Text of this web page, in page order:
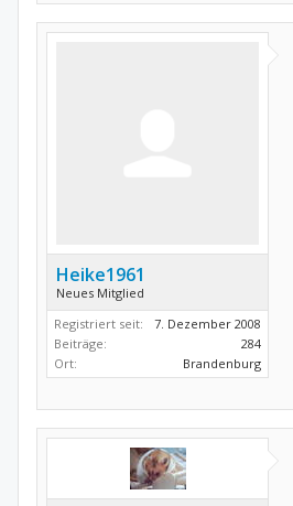
Heike1961
Neues Mitglied
Registriert seit:
7. Dezember 2008
Beiträge:
284
Ort:
Brandenburg